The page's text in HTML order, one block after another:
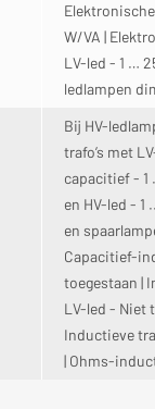
Elektronische
W/VA |
LV-led - 1 …
ledlampen
Bij HV-
trafo’s met
capacitief - 1
en HV-led - 1
en
Capacitief-
toegestaan |
LV-led - Niet
Inductieve
| Ohms-